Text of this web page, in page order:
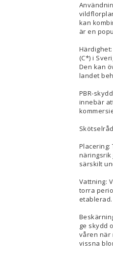
kan
är en
(C*) i
Den kan
landet
PBR-
innebär
Skötselråd
särskilt
Vattning:
torra
etablerad.
ge skydd
våren när
vissna